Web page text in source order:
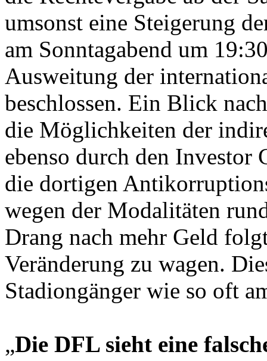
umsonst eine Steigerung
am Sonntagabend um
Ausweitung der
beschlossen. Ein Blick
die Möglichkeiten der
ebenso durch den Investor
die dortigen
wegen der Modalitäten
Drang nach mehr Geld
Veränderung zu wagen.
Stadiongänger wie so oft
„Die DFL sieht eine